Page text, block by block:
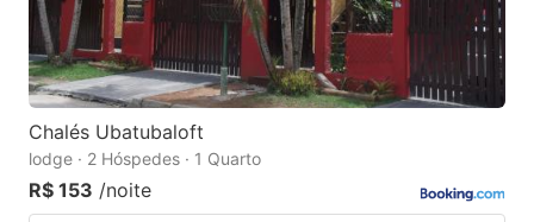
Chalés Ubatubaloft
lodge · 2 Hóspedes · 1 Quarto
R$ 153 /noite